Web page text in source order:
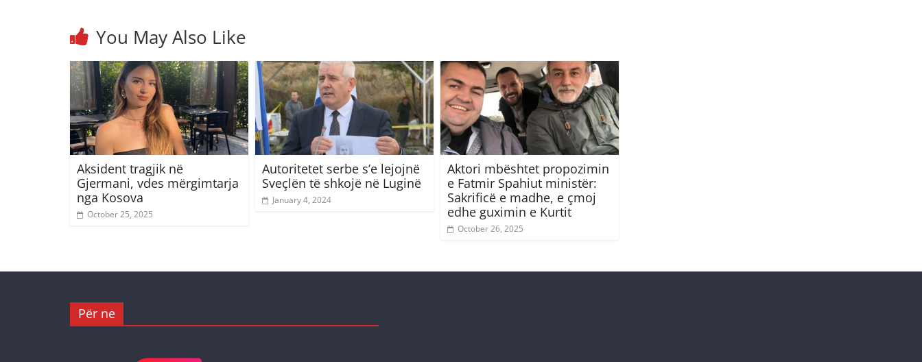
You May Also Like
Aksident tragjik në
Gjermani, vdes mërgimtarja
nga Kosova
October 25, 2025
Autoritetet serbe s’e lejojnë
Sveçlën të shkojë në Luginë
January 4, 2024
Aktori mbështet propozimin
e Fatmir Spahiut ministër:
Sakrificë e madhe, e çmoj
edhe guximin e Kurtit
October 26, 2025
Për ne